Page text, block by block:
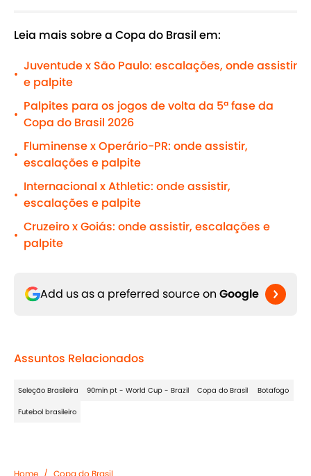
Leia mais sobre a Copa do Brasil em:
•
Juventude x São Paulo: escalações, onde assistir
e palpite
•
Palpites para os jogos de volta da 5ª fase da
Copa do Brasil 2026
•
Fluminense x Operário-PR: onde assistir,
escalações e palpite
•
Internacional x Athletic: onde assistir,
escalações e palpite
•
Cruzeiro x Goiás: onde assistir, escalações e
palpite
Add us as a preferred source on Google
Assuntos Relacionados
Seleção Brasileira 90min pt - World Cup - Brazil Copa do Brasil Botafogo
Futebol brasileiro